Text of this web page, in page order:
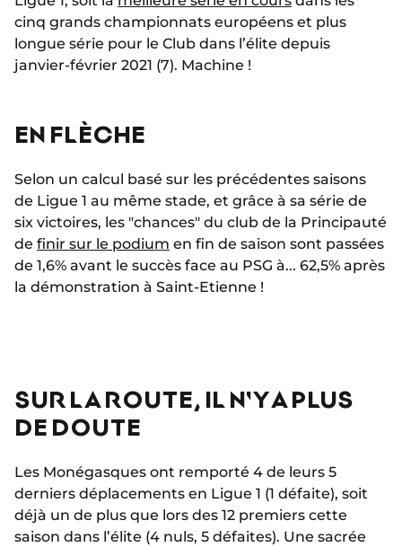
cinq grands championnats européens et plus
longue série pour le Club dans l’élite depuis
janvier-février 2021 (7). Machine !
EN FLÈCHE
Selon un calcul basé sur les précédentes saisons
de Ligue 1 au même stade, et grâce à sa série de
six victoires, les "chances" du club de la Principauté
de finir sur le podium en fin de saison sont passées
de 1,6% avant le succès face au PSG à... 62,5% après
la démonstration à Saint-Etienne !
SUR LA ROUTE, IL N'Y A PLUS
DE DOUTE
Les Monégasques ont remporté 4 de leurs 5
derniers déplacements en Ligue 1 (1 défaite), soit
déjà un de plus que lors des 12 premiers cette
saison dans l’élite (4 nuls, 5 défaites). Une sacrée